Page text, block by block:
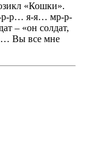
«Кошки».
р-р… я-я… мр-р-
– «он солдат,
Вы все мне